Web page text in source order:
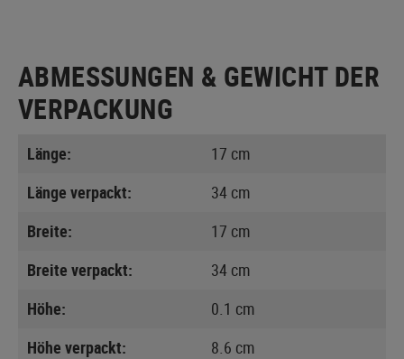
ABMESSUNGEN & GEWICHT DER
VERPACKUNG
Länge:
17 cm
Länge verpackt:
34 cm
Breite:
17 cm
Breite verpackt:
34 cm
Höhe:
0.1 cm
Höhe verpackt:
8.6 cm